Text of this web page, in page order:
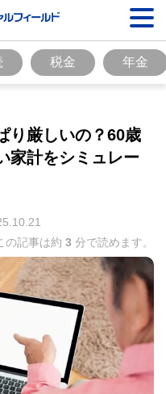
税金 年金
り厳しいの？60歳
家計をシミュレー
の記事は約 3 分で読めます。